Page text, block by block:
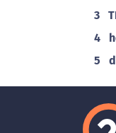
3
4
5